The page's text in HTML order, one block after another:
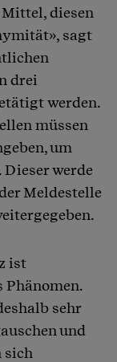
Mittel, diesen
sagt
drei
werden.
müssen
um
Dieser werde
Meldestelle
ist
sehr
und
sich